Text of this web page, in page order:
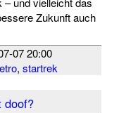
Zukunft auch
07 20:00
, startrek
doof?